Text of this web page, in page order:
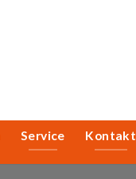
Service Kontakt